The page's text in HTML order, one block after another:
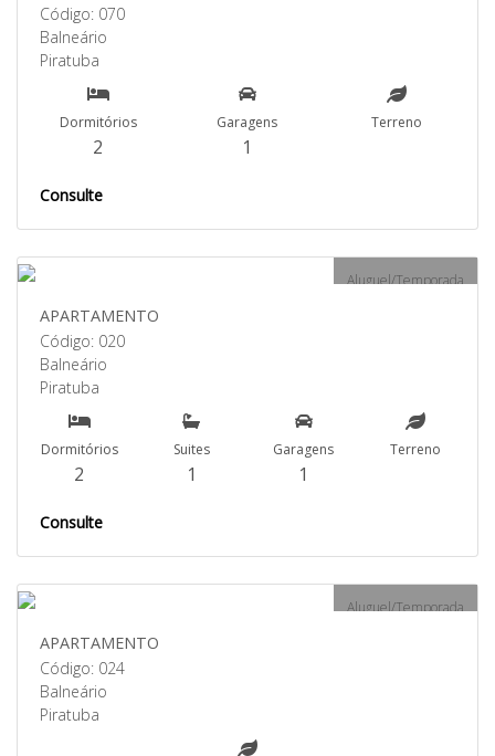
Código: 070
Balneário
Piratuba
Dormitórios
2
Garagens
1
Terreno
Consulte
Aluguel/Temporada
APARTAMENTO
Código: 020
Balneário
Piratuba
Dormitórios
2
Suites
1
Garagens
1
Terreno
Consulte
Aluguel/Temporada
APARTAMENTO
Código: 024
Balneário
Piratuba